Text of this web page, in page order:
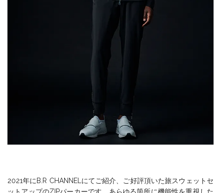
2021年にB.R CHANNELにてご紹介、ご好評頂いた旅スウェットセ
ットアップのZIPパーカーです。あらゆる箇所に機能性を重視した